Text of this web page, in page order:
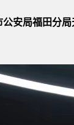
安局福田分